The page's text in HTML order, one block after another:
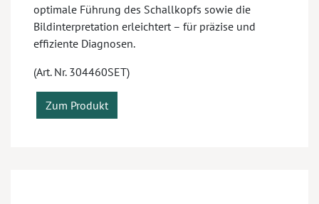
optimale Führung des Schallkopfs sowie die
Bildinterpretation erleichtert – für präzise und
effiziente Diagnosen.
(Art. Nr. 304460SET)
Zum Produkt